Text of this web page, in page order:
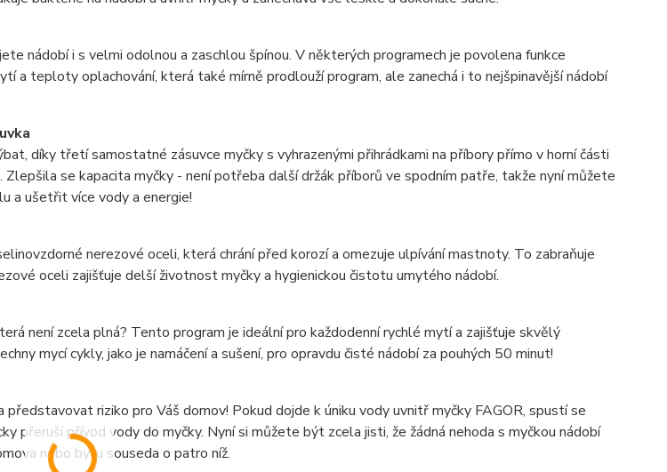
nádobí i s velmi odolnou a zaschlou špínou. V některých programech je povolena funkce
a teploty oplachování, která také mírně prodlouží program, ale zanechá i to nejšpinavější nádobí
díky třetí samostatné zásuvce myčky s vyhrazenými přihrádkami na příbory přímo v horní části
Zlepšila se kapacita myčky - není potřeba další držák příborů ve spodním patře, takže nyní můžete
a ušetřit více vody a energie!
nerezové oceli, která chrání před korozí a omezuje ulpívání mastnoty. To zabraňuje
oceli zajišťuje delší životnost myčky a hygienickou čistotu umytého nádobí.
není zcela plná? Tento program je ideální pro každodenní rychlé mytí a zajišťuje skvělý
mycí cykly, jako je namáčení a sušení, pro opravdu čisté nádobí za pouhých 50 minut!
představovat riziko pro Váš domov! Pokud dojde k úniku vody uvnitř myčky FAGOR, spustí se
přeruší přívod vody do myčky. Nyní si můžete být zcela jisti, že žádná nehoda s myčkou nádobí
nebo bytu souseda o patro níž.